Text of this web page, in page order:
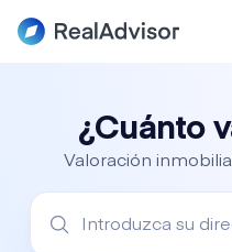
¿Cuánto
Valoración